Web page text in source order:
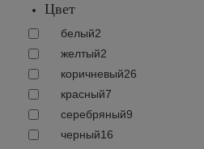
Цвет
белый2
желтый2
коричневый26
красный7
серебряный9
черный16